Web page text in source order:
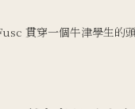
貫穿一個牛津學生的